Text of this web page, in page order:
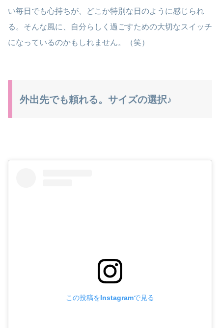
い毎日でも心持ちが、どこか特別な日のように感じられ
る。そんな風に、自分らしく過ごすための大切なスイッチ
になっているのかもしれません。（笑）
外出先でも頼れる。サイズの選択♪
この投稿をInstagramで見る